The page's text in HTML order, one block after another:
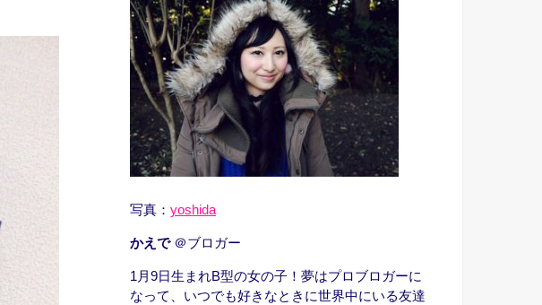
写真： yoshida
かえで＠ブロガー
1月9日生まれB型の女の子！夢はプロブロガーに
なって、いつでも好きなときに世界中にいる友達